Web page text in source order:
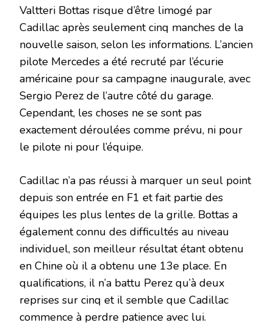
Valtteri Bottas risque d’être limogé par
Cadillac après seulement cinq manches de la
nouvelle saison, selon les informations. L’ancien
pilote Mercedes a été recruté par l’écurie
américaine pour sa campagne inaugurale, avec
Sergio Perez de l’autre côté du garage.
Cependant, les choses ne se sont pas
exactement déroulées comme prévu, ni pour
le pilote ni pour l’équipe.
Cadillac n’a pas réussi à marquer un seul point
depuis son entrée en F1 et fait partie des
équipes les plus lentes de la grille. Bottas a
également connu des difficultés au niveau
individuel, son meilleur résultat étant obtenu
en Chine où il a obtenu une 13e place. En
qualifications, il n’a battu Perez qu’à deux
reprises sur cinq et il semble que Cadillac
commence à perdre patience avec lui.